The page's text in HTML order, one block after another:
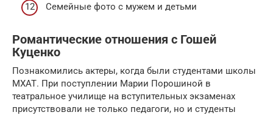
Семейные фото с мужем и детьми
Романтические отношения с Гошей
Куценко
Познакомились актеры, когда были студентами школы
МХАТ. При поступлении Марии Порошиной в
театральное училище на вступительных экзаменах
присутствовали не только педагоги, но и студенты